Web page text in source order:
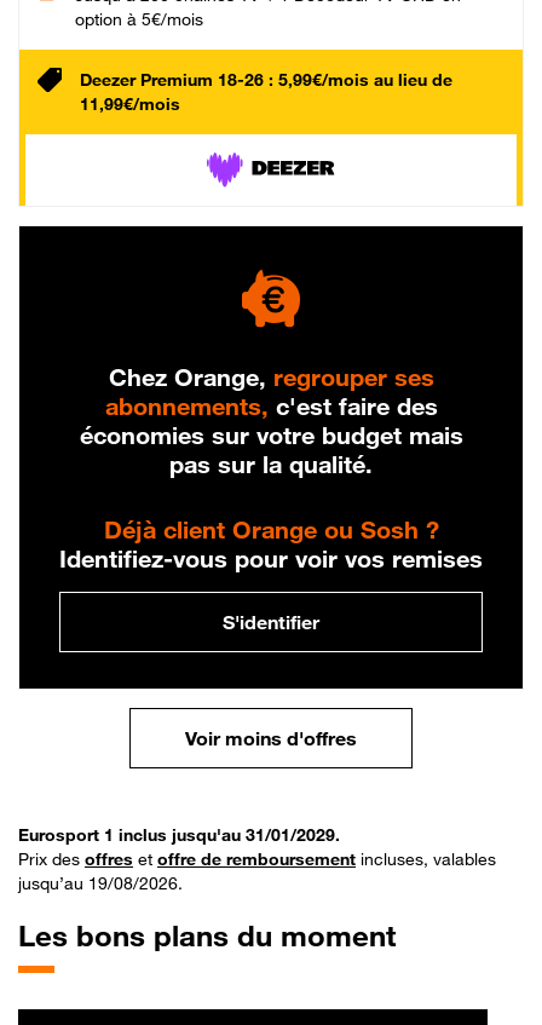
option à 5€/mois
Deezer Premium 18-26 : 5,99€/mois au lieu de
11,99€/mois
Chez Orange, regrouper ses
abonnements, c'est faire des
économies sur votre budget mais
pas sur la qualité.
Déjà client Orange ou Sosh ?
Identifiez-vous pour voir vos remises
S'identifier
Voir moins d'offres
Eurosport 1 inclus jusqu'au 31/01/2029.
Prix des offres et offre de remboursement incluses, valables
jusqu’au 19/08/2026.
Les bons plans du moment